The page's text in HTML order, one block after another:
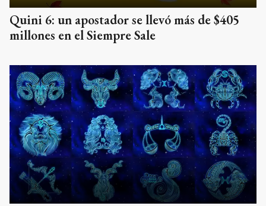
Quini 6: un apostador se llevó más de $405
millones en el Siempre Sale